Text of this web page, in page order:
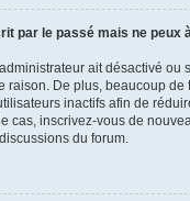
par le passé mais ne peux
administrateur ait désactivé ou
raison. De plus, beaucoup de
inactifs afin de
cas, inscrivez-vous de
du forum.